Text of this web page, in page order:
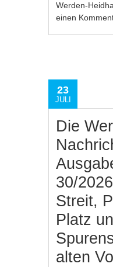
Werden-
einen
23
JULI
Die
30/
Streit,
Platz
alten